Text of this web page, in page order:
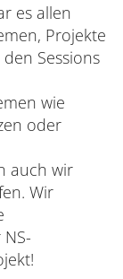
,
es allen
Projekte
Sessions
wie
oder
auch wir
Wir